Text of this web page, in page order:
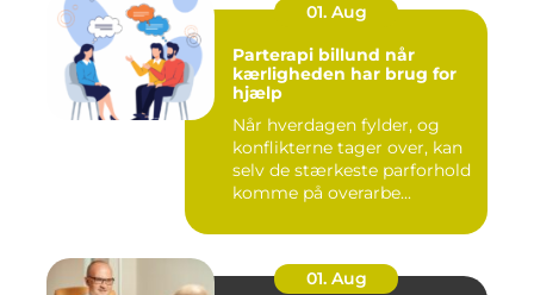
01. Aug
Parterapi billund når
kærligheden har brug for
hjælp
Når hverdagen fylder, og
konflikterne tager over, kan
selv de stærkeste parforhold
komme på overarbe...
01. Aug